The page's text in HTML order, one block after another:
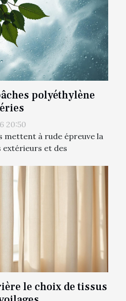
polyéthylène
20:50
mettent à rude épreuve la
et des
le choix de tissus